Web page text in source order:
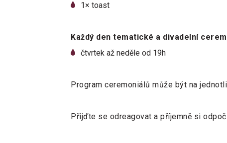
1× toast
Každý den tematické a divadelní
čtvrtek až neděle od 19h
Program ceremoniálů může být na
Přijďte se odreagovat a příjemně si